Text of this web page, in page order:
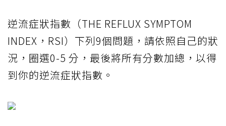
逆流症狀指數（THE REFLUX SYMPTOM
INDEX，RSI）下列9個問題，請依照自己的狀
況，圈選0-5 分，最後將所有分數加總，以得
到你的逆流症狀指數。